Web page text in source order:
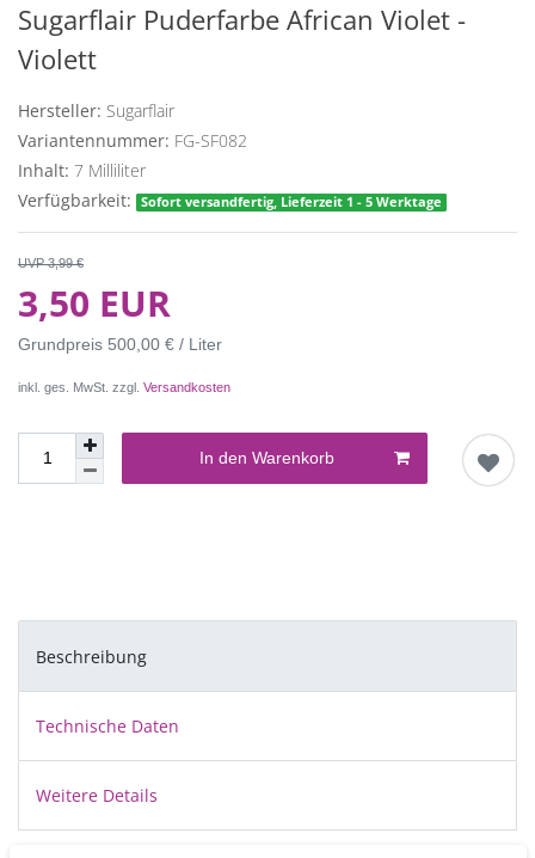
Sugarflair Puderfarbe African Violet -
Violett
Hersteller: Sugarflair
Variantennummer: FG-SF082
Inhalt: 7 Milliliter
Verfügbarkeit:
Sofort versandfertig, Lieferzeit 1 - 5 Werktage
UVP 3,99 €
3,50 EUR
Grundpreis 500,00 € / Liter
inkl. ges. MwSt. zzgl. Versandkosten
In den Warenkorb
Beschreibung
Technische Daten
Weitere Details